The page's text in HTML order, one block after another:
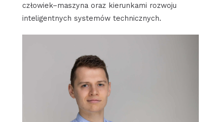
człowiek–maszyna oraz kierunkami rozwoju
inteligentnych systemów technicznych.